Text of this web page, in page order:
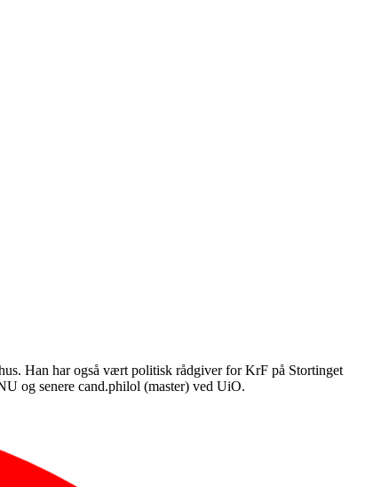
Han har også vært politisk rådgiver for KrF på Stortinget
og senere cand.philol (master) ved UiO.